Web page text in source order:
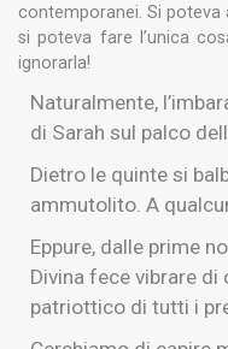
contemporanei. Si poteva
si poteva fare l’unica
ignorarla!
Naturalmente,
di Sarah sul palco
Dietro le quinte si
ammutolito. A
Eppure, dalle prime
Divina fece vibrare
patriottico di tutti i